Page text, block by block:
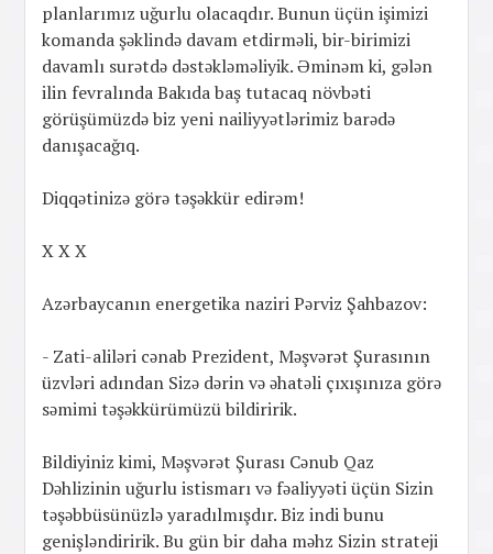
planlarımız uğurlu olacaqdır. Bunun üçün işimizi
komanda şəklində davam etdirməli, bir-birimizi
davamlı surətdə dəstəkləməliyik. Əminəm ki, gələn
ilin fevralında Bakıda baş tutacaq növbəti
görüşümüzdə biz yeni nailiyyətlərimiz barədə
danışacağıq.
Diqqətinizə görə təşəkkür edirəm!
X X X
Azərbaycanın energetika naziri Pərviz Şahbazov:
- Zati-aliləri cənab Prezident, Məşvərət Şurasının
üzvləri adından Sizə dərin və əhatəli çıxışınıza görə
səmimi təşəkkürümüzü bildiririk.
Bildiyiniz kimi, Məşvərət Şurası Cənub Qaz
Dəhlizinin uğurlu istismarı və fəaliyyəti üçün Sizin
təşəbbüsünüzlə yaradılmışdır. Biz indi bunu
genişləndiririk. Bu gün bir daha məhz Sizin strateji